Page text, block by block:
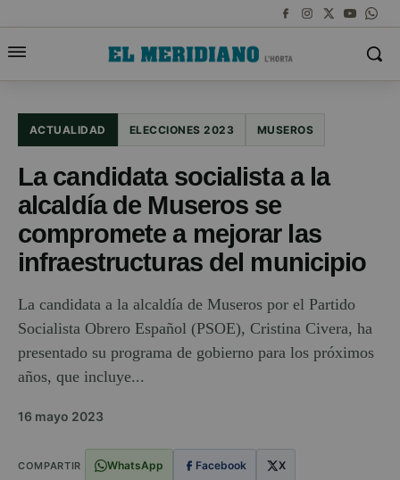
ACTUALIDAD ELECCIONES 2023 MUSEROS
La candidata socialista a la
alcaldía de Museros se
compromete a mejorar las
infraestructuras del municipio
La candidata a la alcaldía de Museros por el Partido
Socialista Obrero Español (PSOE), Cristina Civera, ha
presentado su programa de gobierno para los próximos
años, que incluye...
16 mayo 2023
COMPARTIR WhatsApp Facebook X